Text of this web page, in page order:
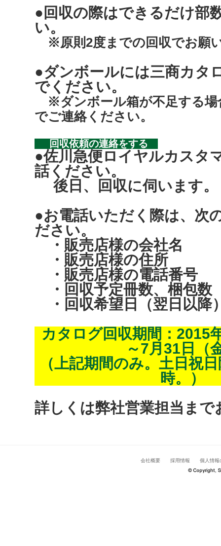
●回収の際はできるだけ部
い。
※原則2度までの回収でお願
●ダンボールには三商カタ
でください。
※ダンボール箱が不足する場
でご連絡ください。
回収依頼の連絡をする
●佐川急便ロイヤルカスタ
話ください。
後日、回収に伺います。
●お電話いただく際は、次
ださい。
・販売店様の会社名
・販売店様の住所
・販売店様の電話番号
・回収予定冊数、梱包数
・回収希望日（翌日以降
カタログ回収期間：2015
～7月31日（
（上記期間のみ。土日祝
時。）
詳しくは弊社営業担当ま
会社概要 採用情報 個人情報